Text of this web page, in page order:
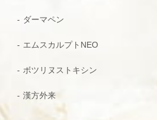
ダーマペン
エムスカルプトNEO
ボツリヌストキシン
漢方外来